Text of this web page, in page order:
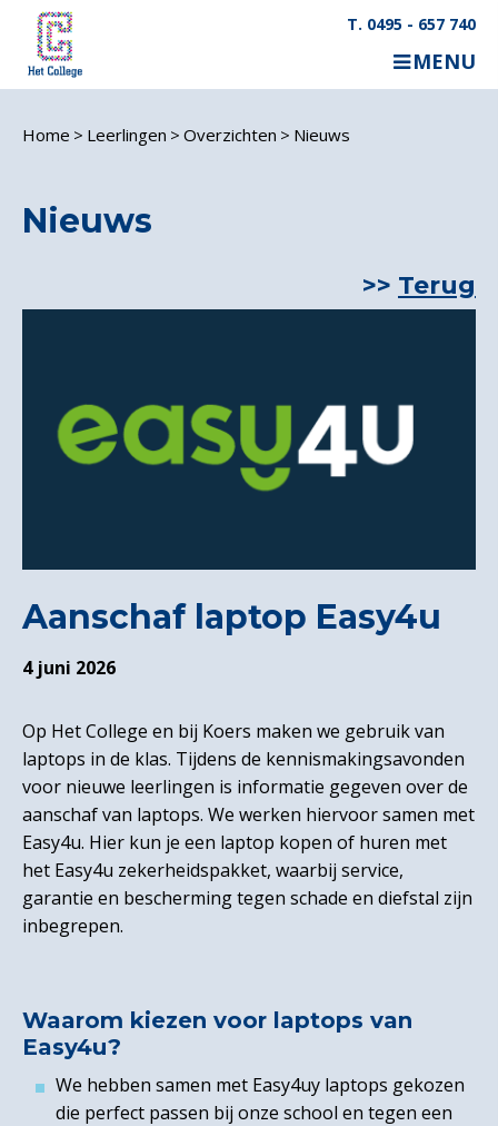
T. 0495 - 657 740
MENU
Home Leerlingen Overzichten Nieuws
Nieuws
Aanschaf laptop Easy4u
4 juni 2026
Terug
Op Het College en bij Koers maken we gebruik van
laptops in de klas. Tijdens de kennismakingsavonden
voor nieuwe leerlingen is informatie gegeven over de
aanschaf van laptops. We werken hiervoor samen met
Easy4u. Hier kun je een laptop kopen of huren met
het Easy4u zekerheidspakket, waarbij service,
garantie en bescherming tegen schade en diefstal zijn
inbegrepen.
Waarom kiezen voor laptops van
Easy4u?
We hebben samen met Easy4uy laptops gekozen
die perfect passen bij onze school en tegen een